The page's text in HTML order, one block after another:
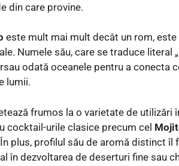
din care provine.
este mult mai mult decât un rom,
Numele său, care se traduce literal
odată oceanele pentru a conecta
lumii.
frumos la o varietate de utilizări
cocktail-urile clasice precum cel
plus, profilul său de aromă distinct îl
în dezvoltarea de deserturi fine sau